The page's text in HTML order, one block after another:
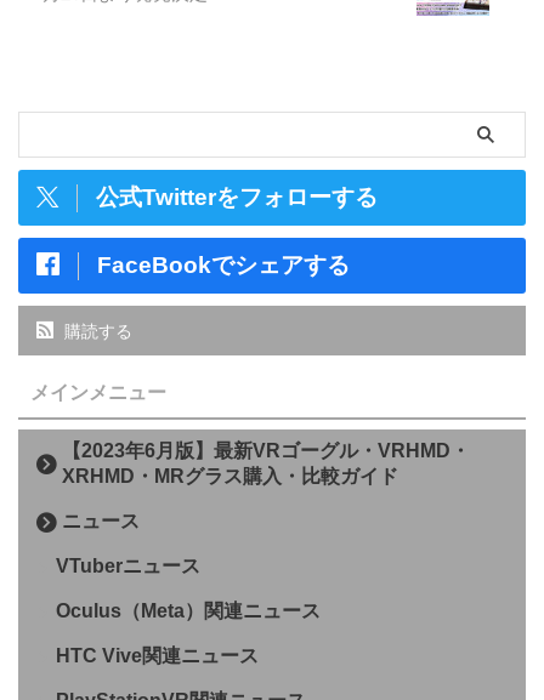
公式Twitterをフォローする
FaceBookでシェアする
購読する
メインメニュー
【2023年6月版】最新VRゴーグル・VRHMD・
XRHMD・MRグラス購入・比較ガイド
ニュース
VTuberニュース
Oculus（Meta）関連ニュース
HTC Vive関連ニュース